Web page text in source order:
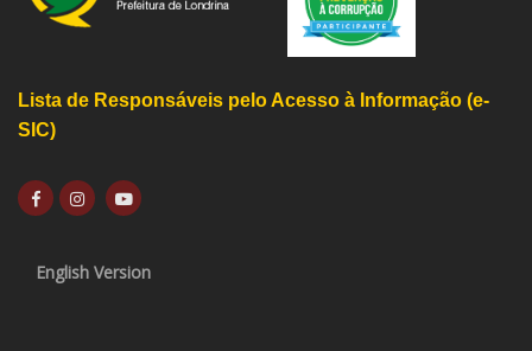
Lista de Responsáveis pelo Acesso à Informação (e-
SIC)
English Version